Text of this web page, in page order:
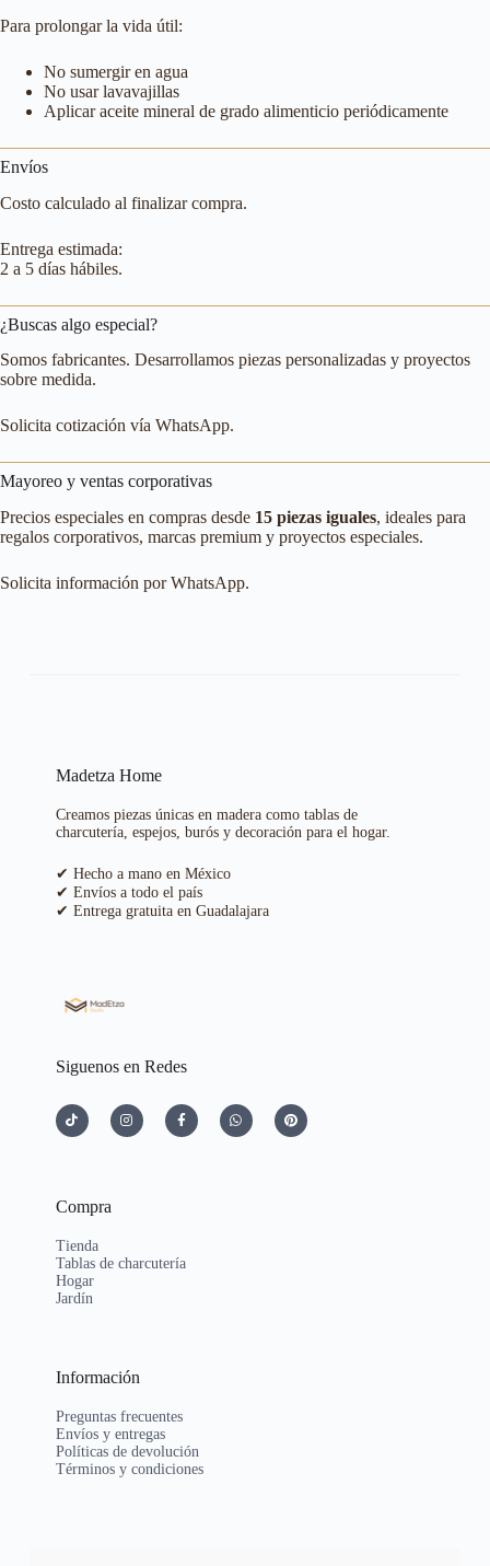
Para prolongar la vida útil:
No sumergir en agua
No usar lavavajillas
Aplicar aceite mineral de grado alimenticio periódicamente
Envíos
Costo calculado al finalizar compra.
Entrega estimada:
2 a 5 días hábiles.
¿Buscas algo especial?
Somos fabricantes. Desarrollamos piezas personalizadas y proyectos
sobre medida.
Solicita cotización vía WhatsApp.
Mayoreo y ventas corporativas
Precios especiales en compras desde 15 piezas iguales, ideales para
regalos corporativos, marcas premium y proyectos especiales.
Solicita información por WhatsApp.
Madetza Home
Creamos piezas únicas en madera como tablas de
charcutería, espejos, burós y decoración para el hogar.
✔ Hecho a mano en México
✔ Envíos a todo el país
✔ Entrega gratuita en Guadalajara
Siguenos en Redes
Compra
Tienda
Tablas de charcutería
Hogar
Jardín
Información
Preguntas frecuentes
Envíos y entregas
Políticas de devolución
Términos y condiciones